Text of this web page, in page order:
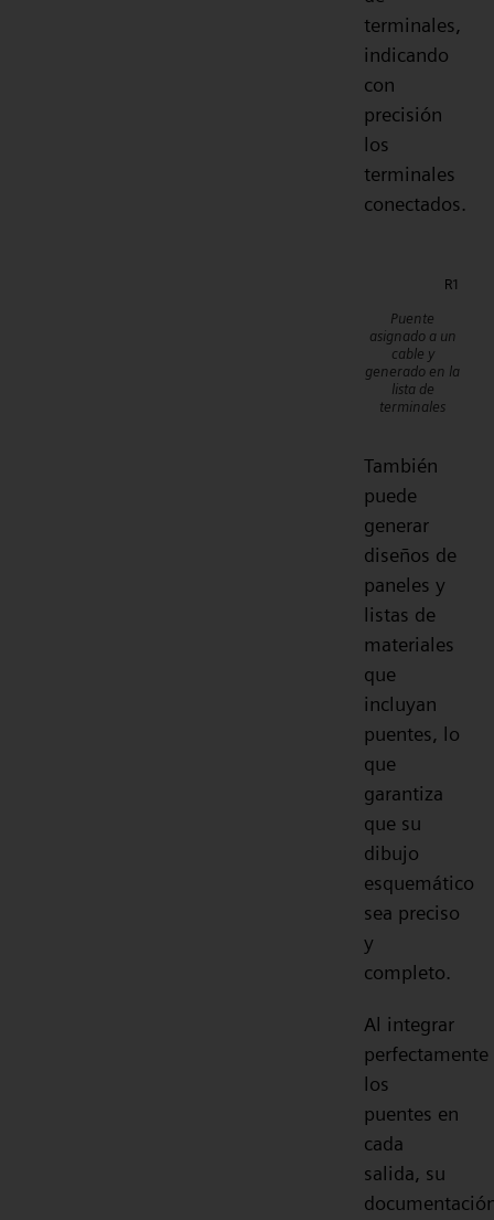
terminales,
indicando
con
precisión
los
terminales
conectados.
Puente
asignado a un
cable y
generado en la
lista de
terminales
También
puede
generar
diseños de
paneles y
listas de
materiales
que
incluyan
puentes, lo
que
garantiza
que su
dibujo
esquemático
sea preciso
y
completo.
Al integrar
perfectamente
los
puentes en
cada
salida, su